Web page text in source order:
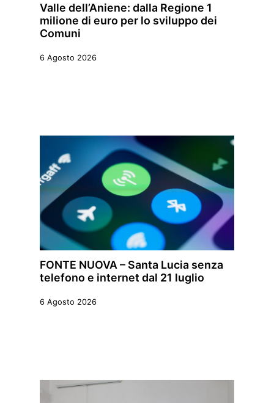
Valle dell’Aniene: dalla Regione 1
milione di euro per lo sviluppo dei
Comuni
6 Agosto 2026
FONTE NUOVA – Santa Lucia senza
telefono e internet dal 21 luglio
6 Agosto 2026